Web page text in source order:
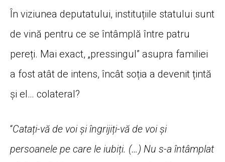
În viziunea deputatului, instituțiile statului sunt
de vină pentru ce se întâmplă între patru
pereți. Mai exact, „pressingul” asupra familiei
a fost atât de intens, încât soția a devenit țintă
și el… colateral?
“Catați-vă de voi și îngrijiți-vă de voi și
persoanele pe care le iubiți. (…) Nu s-a întâmplat